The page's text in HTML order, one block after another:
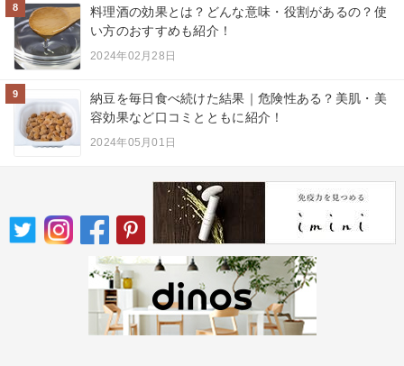
8
料理酒の効果とは？どんな意味・役割があるの？使
い方のおすすめも紹介！
2024年02月28日
9
納豆を毎日食べ続けた結果｜危険性ある？美肌・美
容効果など口コミとともに紹介！
2024年05月01日